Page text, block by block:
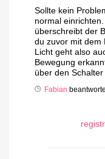
Sollte kein
normal
überschreibt der
du zuvor mit dem
Licht geht also
Bewegung
über den
Fabian